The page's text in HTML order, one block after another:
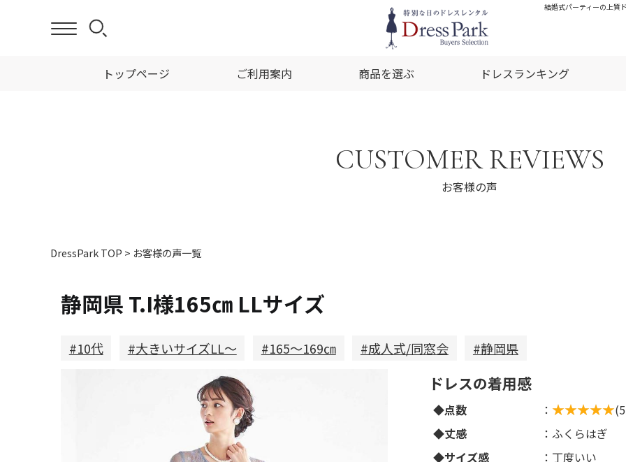
結婚式パーティーの上質
トップページ ご利用案内 商品を選ぶ ドレスランキング
CUSTOMER REVIEWS
お客様の声
DressPark TOP > お客様の声一覧
静岡県 T.I様165㎝ LLサイズ
#10代 #大きいサイズLL～ #165～169㎝ #成人式/同窓会 #静岡県
ドレスの着用感
◆点数 ：
◆丈感
：ふくらはぎ
◆サイズ感
：丁度いい